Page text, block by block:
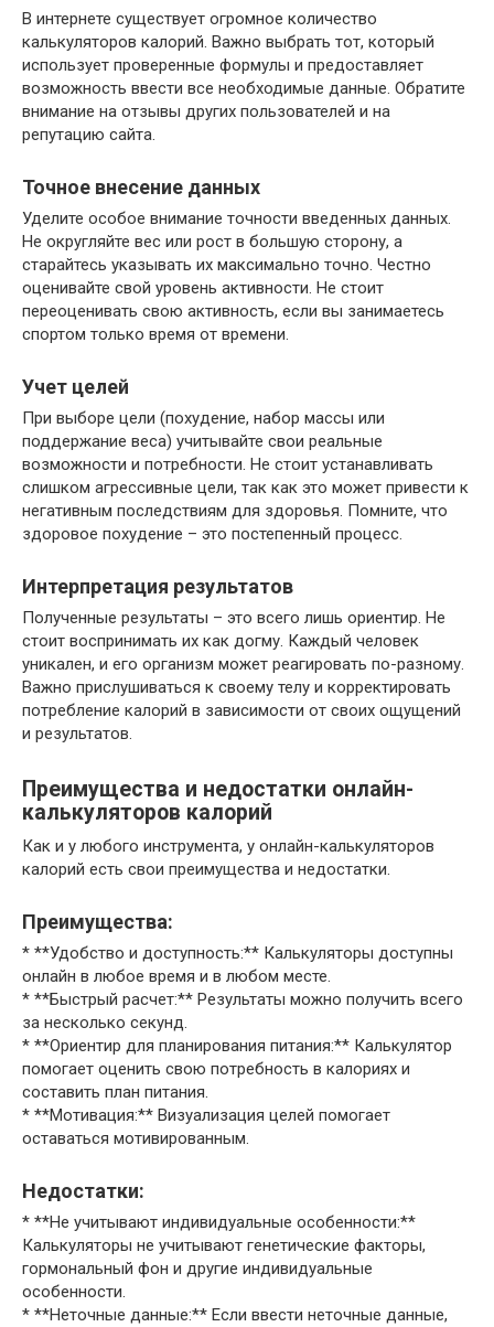
В интернете существует огромное количество
калькуляторов калорий. Важно выбрать тот, который
использует проверенные формулы и предоставляет
возможность ввести все необходимые данные. Обратите
внимание на отзывы других пользователей и на
репутацию сайта.
Точное внесение данных
Уделите особое внимание точности введенных данных.
Не округляйте вес или рост в большую сторону, а
старайтесь указывать их максимально точно. Честно
оценивайте свой уровень активности. Не стоит
переоценивать свою активность, если вы занимаетесь
спортом только время от времени.
Учет целей
При выборе цели (похудение, набор массы или
поддержание веса) учитывайте свои реальные
возможности и потребности. Не стоит устанавливать
слишком агрессивные цели, так как это может привести к
негативным последствиям для здоровья. Помните, что
здоровое похудение – это постепенный процесс.
Интерпретация результатов
Полученные результаты – это всего лишь ориентир. Не
стоит воспринимать их как догму. Каждый человек
уникален, и его организм может реагировать по-разному.
Важно прислушиваться к своему телу и корректировать
потребление калорий в зависимости от своих ощущений
и результатов.
Преимущества и недостатки онлайн-
калькуляторов калорий
Как и у любого инструмента, у онлайн-калькуляторов
калорий есть свои преимущества и недостатки.
Преимущества:
* **Удобство и доступность:** Калькуляторы доступны
онлайн в любое время и в любом месте.
* **Быстрый расчет:** Результаты можно получить всего
за несколько секунд.
* **Ориентир для планирования питания:** Калькулятор
помогает оценить свою потребность в калориях и
составить план питания.
* **Мотивация:** Визуализация целей помогает
оставаться мотивированным.
Недостатки:
* **Не учитывают индивидуальные особенности:**
Калькуляторы не учитывают генетические факторы,
гормональный фон и другие индивидуальные
особенности.
* **Неточные данные:** Если ввести неточные данные,